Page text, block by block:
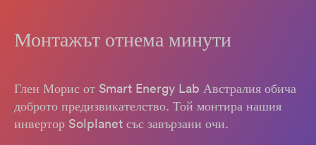
Монтажът отнема минути
Глен Морис от Smart Energy Lab Австралия обича
доброто предизвикателство. Той монтира нашия
инвертор Solplanet със завързани очи.